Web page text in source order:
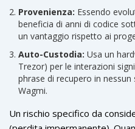
Provenienza: Essendo
beneficia di anni di codice
un vantaggio rispetto ai
Auto-Custodia: Usa un
Trezor) per le interazioni
phrase di recupero in
Wagmi.
Un rischio specifico da